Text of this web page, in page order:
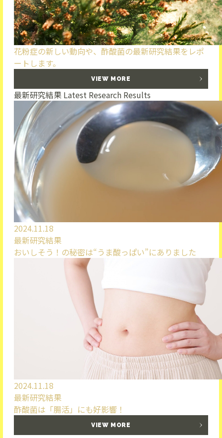
花粉症の新しい動向や、酢酸菌の最新研究結果をレポ
ートします。
VIEW MORE
最新研究結果 Latest Research Results
2024.11.18
最新研究結果
おいしそう！の秘密は“うま酸っぱい”にありました
2024.11.18
最新研究結果
酢酸菌は「腸活」にも好影響！
VIEW MORE